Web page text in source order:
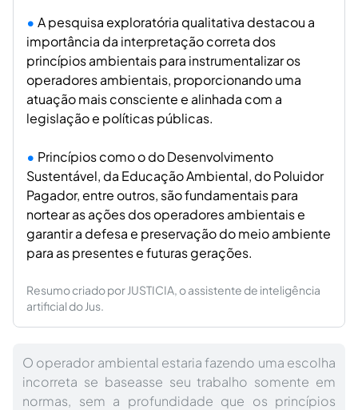
A pesquisa exploratória qualitativa destacou a
importância da interpretação correta dos
princípios ambientais para instrumentalizar os
operadores ambientais, proporcionando uma
atuação mais consciente e alinhada com a
legislação e políticas públicas.
Princípios como o do Desenvolvimento
Sustentável, da Educação Ambiental, do Poluidor
Pagador, entre outros, são fundamentais para
nortear as ações dos operadores ambientais e
garantir a defesa e preservação do meio ambiente
para as presentes e futuras gerações.
Resumo criado por JUSTICIA, o assistente de inteligência
artificial do Jus.
O operador ambiental estaria fazendo uma escolha
incorreta se baseasse seu trabalho somente em
normas, sem a profundidade que os princípios